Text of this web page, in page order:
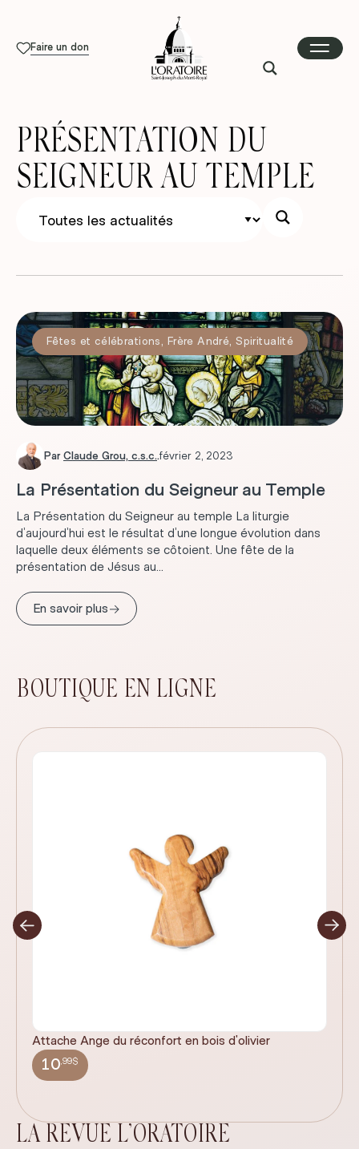
Faire un don
PRÉSENTATION DU
SEIGNEUR AU TEMPLE
Fêtes et célébrations Frère André ,Spiritualité
Par Claude Grou, c.s.c..février 2, 2023
La Présentation du Seigneur au Temple
La Présentation du Seigneur au temple La liturgie
d’aujourd’hui est le résultat d’une longue évolution dans
laquelle deux éléments se côtoient. Une fête de la
présentation de Jésus au...
En savoir plus→
BOUTIQUE EN LIGNE
Attache Ange du réconfort en bois d'olivier
10,99$
LA REVUE L’ORATOIRE